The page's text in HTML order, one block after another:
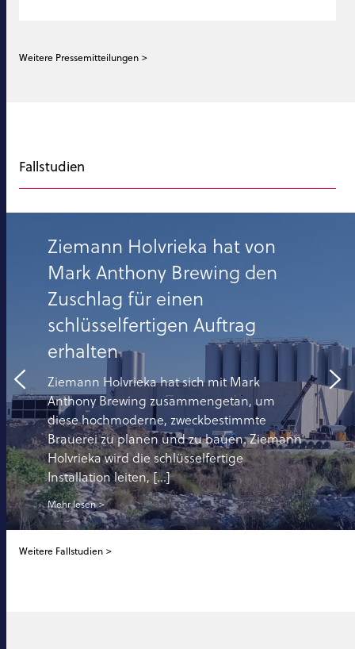
Weitere Pressemitteilungen
Fallstudien
Ziemann Holvrieka hat von
Mark Anthony Brewing den
Zuschlag für einen
schlüsselfertigen Auftrag
erhalten
Ziemann Holvrieka hat sich mit Mark
Anthony Brewing zusammengetan, um
diese hochmoderne, zweckbestimmte
Brauerei zu planen und zu bauen. Ziemann
Holvrieka wird die schlüsselfertige
Installation leiten, [...]
Mehr lesen
Weitere Fallstudien